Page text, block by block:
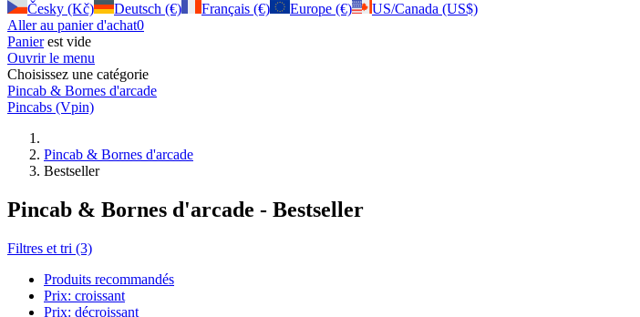
Česky (Kč)
Deutsch (€) Français (€) Europe (€)
US/Canada (US$)
Aller au panier d'achat0
Panierest vide
Ouvrir le menu
Choisissez une catégorie
Pincab & Bornes d'arcade
Pincabs (Vpin)
Pincab & Bornes d'arcade
Bestseller
Pincab & Bornes d'arcade - Bestseller
Filtres et tri (3)
Produits recommandés
Prix: croissant
Prix: décroissant